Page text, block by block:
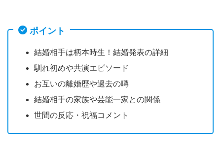
ポイント
結婚相手は柄本時生！結婚発表の詳細
馴れ初めや共演エピソード
お互いの離婚歴や過去の噂
結婚相手の家族や芸能一家との関係
世間の反応・祝福コメント